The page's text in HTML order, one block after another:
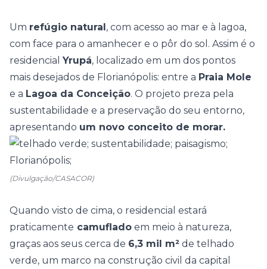
Um refúgio natural, com acesso ao mar e à lagoa,
com face para o amanhecer e o pôr do sol. Assim é o
residencial Yrupá, localizado em um dos pontos
mais desejados de Florianópolis: entre a Praia Mole
e a Lagoa da Conceição. O projeto preza pela
sustentabilidade e a preservação do seu entorno,
apresentando um novo conceito de morar.
(Divulgação/CASACOR)
Quando visto de cima, o residencial estará
praticamente camuflado em meio à natureza,
graças aos seus cerca de 6,3 mil m² de telhado
verde, um marco na construção civil da capital